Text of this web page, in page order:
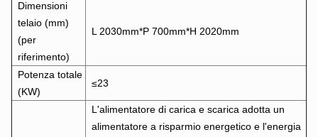
Dimensioni
telaio (mm)
(per
riferimento)
L 2030mm*P 700mm*H 2020mm
Potenza totale
(KW)
≤23
L'alimentatore di carica e scarica adotta un
alimentatore a risparmio energetico e l'energia